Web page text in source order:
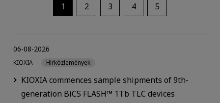
1 2 3 4 5
KIOXIA commences sample shipments of 9th-
generation BiCS FLASH™ 1Tb TLC devices
06-08-2026
KIOXIA Hírközlemények